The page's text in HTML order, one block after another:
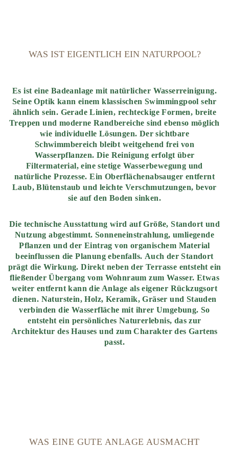
WAS IST EIGENTLICH EIN NATURPOOL?
Es ist eine Badeanlage mit natürlicher Wasserreinigung.
Seine Optik kann einem klassischen Swimmingpool sehr
ähnlich sein. Gerade Linien, rechteckige Formen, breite
Treppen und moderne Randbereiche sind ebenso möglich
wie individuelle Lösungen. Der sichtbare
Schwimmbereich bleibt weitgehend frei von
Wasserpflanzen. Die Reinigung erfolgt über
Filtermaterial, eine stetige Wasserbewegung und
natürliche Prozesse. Ein Oberflächenabsauger entfernt
Laub, Blütenstaub und leichte Verschmutzungen, bevor
sie auf den Boden sinken.
Die technische Ausstattung wird auf Größe, Standort und
Nutzung abgestimmt. Sonneneinstrahlung, umliegende
Pflanzen und der Eintrag von organischem Material
beeinflussen die Planung ebenfalls. Auch der Standort
prägt die Wirkung. Direkt neben der Terrasse entsteht ein
fließender Übergang vom Wohnraum zum Wasser. Etwas
weiter entfernt kann die Anlage als eigener Rückzugsort
dienen. Naturstein, Holz, Keramik, Gräser und Stauden
verbinden die Wasserfläche mit ihrer Umgebung. So
entsteht ein persönliches Naturerlebnis, das zur
Architektur des Hauses und zum Charakter des Gartens
passt.
WAS EINE GUTE ANLAGE AUSMACHT